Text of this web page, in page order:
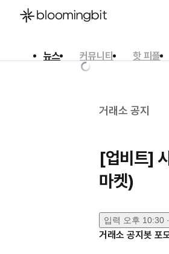
뉴스 커뮤니티 핫 피플
거래소 공지
[업비트]
마켓)
입력 오후 10:30
거래소 공지봇 포